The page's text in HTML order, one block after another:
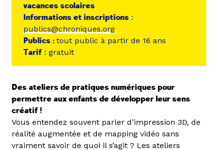
vacances scolaires
Informations et inscriptions :
publics@chroniques.org
Publics : tout public à partir de 16 ans
Tarif : gratuit
Des ateliers de pratiques numériques pour
permettre aux enfants de développer leur sens
créatif !
Vous entendez souvent parler d’impression 3D, de
réalité augmentée et de mapping vidéo sans
vraiment savoir de quoi il s’agit ? Les ateliers